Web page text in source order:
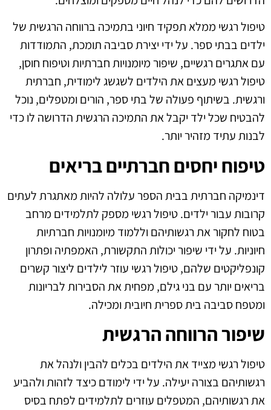
טיפול רגשי ממלא תפקיד חיוני בתמיכה ברווחה הרגשית של
ילדים בבתי ספר. על ידי יצירת סביבה תומכת, התמודדות
עם אתגרים רגשיים, שיפור מיומנויות חברתיות וטיפוח חוסן,
טיפול רגשי מעצים את הילדים לשגשג לימודית, חברתית
ורגשית. בשיתוף פעולה של בתי ספר, הורים ומטפלים, נוכל
להבטיח שכל ילד יקבל את התמיכה הרגשית הדרושה לו כדי
לבנות עתיד מזהיר יותר.
טיפוח יחסים חברתיים בריאים
דינמיקה חברתית בבית הספר עלולה להיות מאתגרת לעתים
קרובות עבור ילדים. טיפול רגשי מספק לתלמידים מרחב
בטוח לחקור את רגשותיהם וללמוד מיומנויות חברתיות
חיוניות. על ידי שיפור יכולות התקשורת, האמפתיה ופתרון
קונפליקטים שלהם, טיפול רגשי עוזר לילדים ליצור קשרים
בריאים יותר עם בני גילם, מפחית את הסבירות לבריונות
ומטפח סביבה בית ספרית חיובית ומכילה.
שיפור הרווחה הרגשית
טיפול רגשי מצייד את הילדים בכלים להבין ולנהל את
רגשותיהם בצורה יעילה. על ידי לימודם כיצד לזהות ולהביע
את רגשותיהם, המטפלים עוזרים לתלמידים לפתח בסיס